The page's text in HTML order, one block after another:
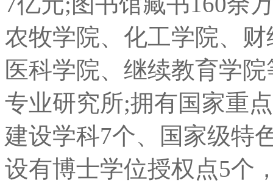
农牧学院、化工学院、
医科学院、继续教育学
专业研究所;拥有国家重
建设学科7个、国家级特
设有博士学位授权点5个